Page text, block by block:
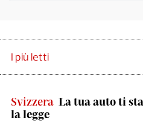
I più letti
Svizzera La tua auto ti
la legge